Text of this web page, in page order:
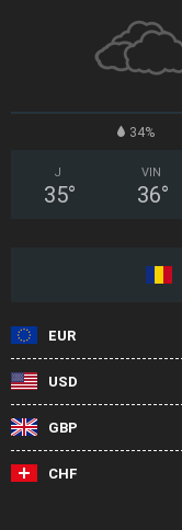
34%
J
35°
VIN
36°
EUR
USD
GBP
CHF